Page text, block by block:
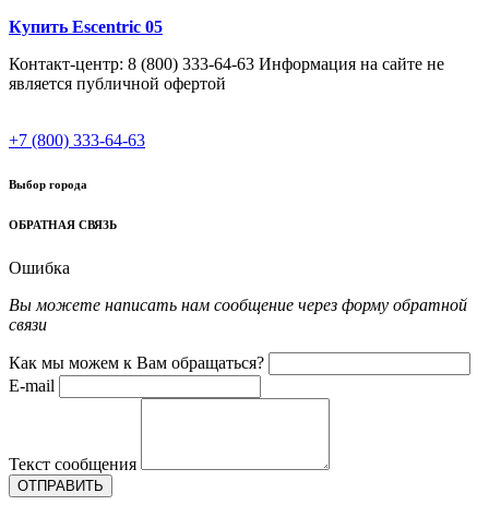
Купить Escentric 05
Контакт-центр: 8 (800) 333-64-63 Информация на сайте не
является публичной офертой
+7 (800) 333-64-63
Выбор города
ОБРАТНАЯ СВЯЗЬ
Ошибка
Вы можете написать нам сообщение через форму обратной
связи
Как мы можем к Вам обращаться?
E-mail
Текст сообщения
ОТПРАВИТЬ